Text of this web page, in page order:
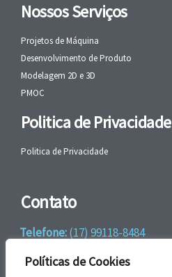
Políticas de Cookies
Nossos Serviços
Projetos de Máquina
Desenvolvimento de Produto
Modelagem 2D e 3D
PMOC
Politica de Privacidade
Politica de Privacidade
Contato
Telefone:(17) 99118-8484
WhatsApp:+55 (17) 99118-8484